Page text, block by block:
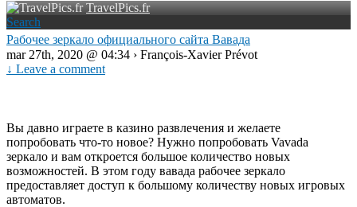
TravelPics.fr
Search
Рабочее зеркало официального сайта Вавада
mar 27th, 2020 @ 04:34 › François-Xavier Prévot
↓ Leave a comment
Вы давно играете в казино развлечения и желаете
попробовать что-то новое? Нужно попробовать Vavada
зеркало и вам откроется большое количество новых
возможностей. В этом году вавада рабочее зеркало
предоставляет доступ к большому количеству новых игровых
автоматов.